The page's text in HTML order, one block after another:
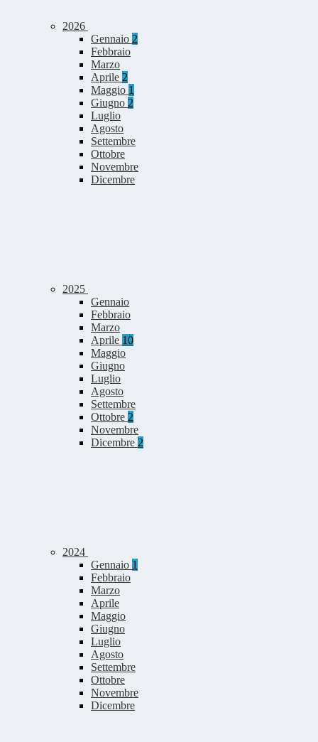
2026
Gennaio 2
Febbraio
Marzo
Aprile 2
Maggio 1
Giugno 2
Luglio
Agosto
Settembre
Ottobre
Novembre
Dicembre
2025
Gennaio
Febbraio
Marzo
Aprile 10
Maggio
Giugno
Luglio
Agosto
Settembre
Ottobre 2
Novembre
Dicembre 2
2024
Gennaio 1
Febbraio
Marzo
Aprile
Maggio
Giugno
Luglio
Agosto
Settembre
Ottobre
Novembre
Dicembre